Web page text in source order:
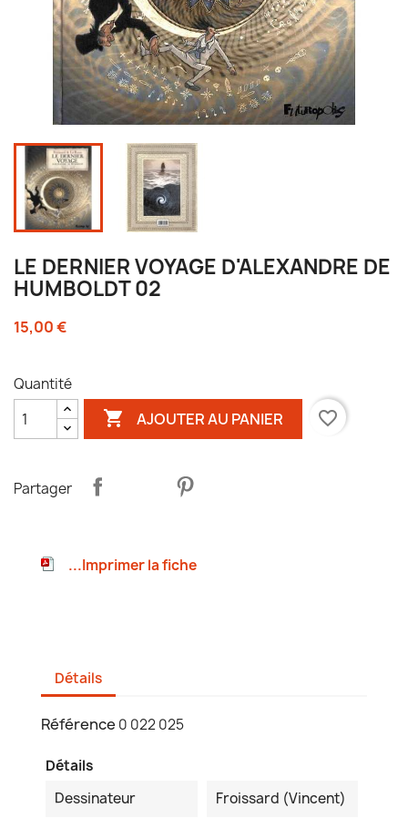
LE DERNIER VOYAGE D'ALEXANDRE DE
HUMBOLDT 02
15,00 €
Quantité
 AJOUTER AU PANIER favorite_border
Partager
...Imprimer la fiche
Détails
Référence 0 022 025
Détails
Dessinateur
Froissard (Vincent)